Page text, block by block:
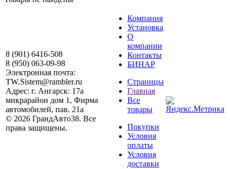
8 (901) 6416-508
8 (950) 063-09-98
Электронная почта:
TW.Sistem@rambler.ru
Адрес: г. Ангарск: 17а
микрарайон дом 1, Фирма
автомобилей, пав. 21а
© 2026 ГрандАвто38. Все
права защищены.
Компания
Установка
О
компании
Контакты
БИНАР
Страницы
Главная
Все
товары
Покупки
Условия
оплаты
Условия
доставки